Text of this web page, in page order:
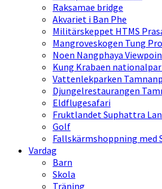
Raksamae bridge
Akvariet i Ban Phe
Militärskeppet HTMS
Mangroveskogen Tung
Noen Nangphaya
Kung Krabaen
Vattenlekparken
Djungelrestaurangen
Eldflugesafari
Fruktlandet Suphattra
Golf
Fallskärmshoppning med
Vardag
Barn
Skola
Träning